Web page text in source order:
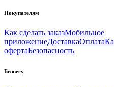
Покупателям
Как сделать заказМобильное
приложениеДоставкаОплата
офертаБезопасность
Бизнесу